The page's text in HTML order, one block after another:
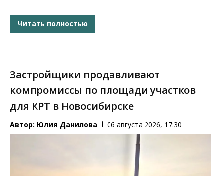
Читать полностью
Застройщики продавливают
компромиссы по площади участков
для КРТ в Новосибирске
Автор: Юлия Данилова 06 августа 2026, 17:30